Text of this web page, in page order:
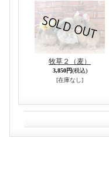
牧草２（麦）
3,850円(税込)
[在庫なし]